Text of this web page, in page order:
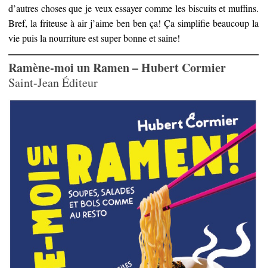
d’autres choses que je veux essayer comme les biscuits et muffins.
Bref, la friteuse à air j’aime ben ben ça! Ça simplifie beaucoup la
vie puis la nourriture est super bonne et saine!
Ramène-moi un Ramen – Hubert Cormier
Saint-Jean Éditeur